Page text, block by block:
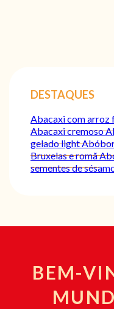
DESTAQUES
Abacaxi com arroz
Abacaxi cremoso
gelado light
Bruxelas e romã
sementes de
BEM-